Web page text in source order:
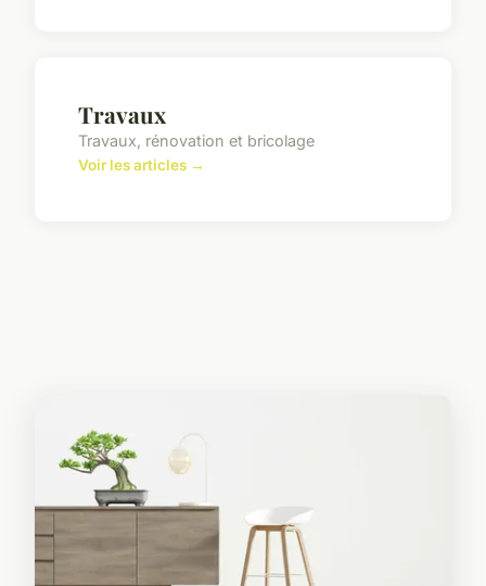
Travaux
Travaux, rénovation et bricolage
Voir les articles →